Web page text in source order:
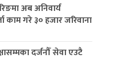
अब अनिवार्य
काम गरे ३० हजार जरिवाना
दर्जनौँ सेवा एउटै